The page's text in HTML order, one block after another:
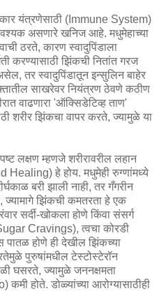
यंत्रणेसाठी (Immune System)
असणारे खनिज आहे. मधुमेहाच्या
ठरते, कारण स्वादुपिंडाला
करण्यासाठी झिंकची नितांत गरज
तर स्वादुपिंडातून इन्सुलिन बाहेर
साखरेवर नियंत्रण ठेवणे कठीण
वाढणारा 'ऑक्सिडेटिव्ह ताण'
शरीर झिंकचा वापर करते, ज्यामुळे या
लक्षण म्हणजे शरीरावरील लहान
हे होय. मधुमेही रुग्णांमध्ये
बरी झाली नाही, तर गँगरीन
ज्यामागे झिंकची कमतरता हे एक
सर्दी-खोकला होणे किंवा संसर्ग
Cravings), त्वचा कोरडी
होणे ही देखील झिंकच्या
पुरुषांमधील टेस्टोस्टेरॉन
घसरते, ज्यामुळे जननक्षमता
होते. डोळ्यांच्या आरोग्यासाठीही